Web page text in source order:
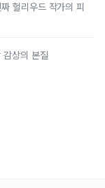
헐리우드 작가의 피
상의 본질